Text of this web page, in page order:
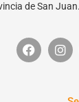
de San Juan.